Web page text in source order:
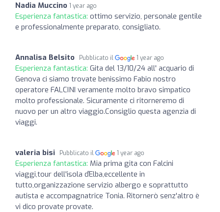
Nadia Muccino 1 year ago
Esperienza fantastica: ottimo servizio, personale gentile
e professionalmente preparato, consigliato.
Annalisa Belsito Pubblicato il 1 year ago
Esperienza fantastica: Gita del 13/10/24 all' acquario di
Genova ci siamo trovate benissimo Fabio nostro
operatore FALCINI veramente molto bravo simpatico
molto professionale. Sicuramente ci ritorneremo di
nuovo per un altro viaggio.Consiglio questa agenzia di
viaggi.
valeria bisi Pubblicato il 1 year ago
Esperienza fantastica: Mia prima gita con Falcini
viaggi,tour dell'isola ďElba,eccellente in
tutto,organizzazione servizio albergo e soprattutto
autista e accompagnatrice Tonia. Ritornerò senz'altro è
vi dico provate provate.